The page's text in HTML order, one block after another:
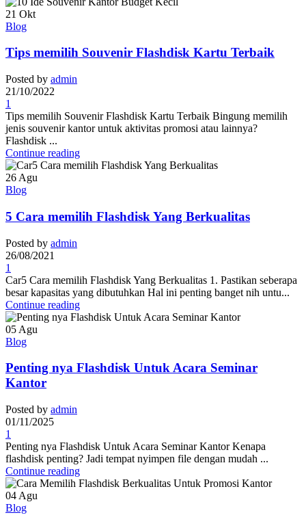
21 Okt
Blog
Tips memilih Souvenir Flashdisk Kartu Terbaik
Posted by admin
21/10/2022
1
Tips memilih Souvenir Flashdisk Kartu Terbaik Bingung memilih
jenis souvenir kantor untuk aktivitas promosi atau lainnya?
Flashdisk ...
Continue reading
26 Agu
Blog
5 Cara memilih Flashdisk Yang Berkualitas
Posted by admin
26/08/2021
1
Car5 Cara memilih Flashdisk Yang Berkualitas 1. Pastikan seberapa
besar kapasitas yang dibutuhkan Hal ini penting banget nih untu...
Continue reading
05 Agu
Blog
Penting nya Flashdisk Untuk Acara Seminar
Kantor
Posted by admin
01/11/2025
1
Penting nya Flashdisk Untuk Acara Seminar Kantor Kenapa
flashdisk penting? Jadi tempat nyimpen file dengan mudah ...
Continue reading
04 Agu
Blog